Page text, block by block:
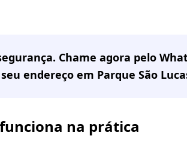
Chame agora pelo
endereço em Parque São
na prática